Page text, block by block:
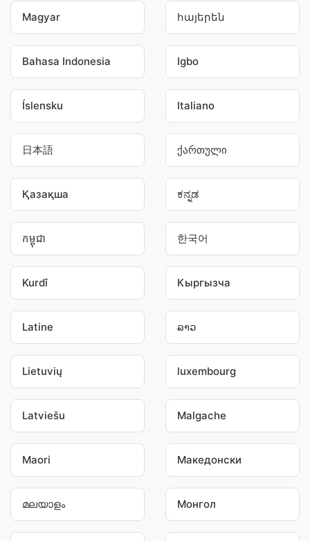
Magyar հայերեն
Bahasa Indonesia Igbo
Íslensku Italiano
日本語 ქართული
Қазақша ಕನ್ನಡ
កម្ពុជា 한국어
Kurdî Кыргызча
Latine ລາວ
Lietuvių luxembourg
Latviešu Malgache
Maori Македонски
മലയാളം Монгол